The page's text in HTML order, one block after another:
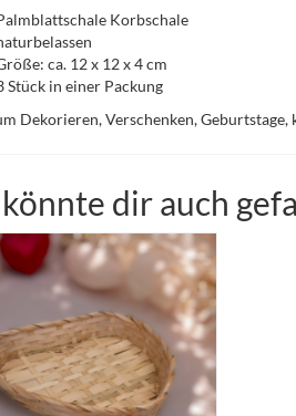
Korbschale
ca. 12 x 12 x 4 cm
Stück in einer Packung
Dekorieren, Verschenken,
dir auch